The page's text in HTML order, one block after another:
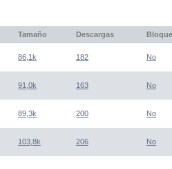
Tamaño Descargas
86,1k 182 No
91,0k 163 No
89,3k 200 No
103,8k 206 No